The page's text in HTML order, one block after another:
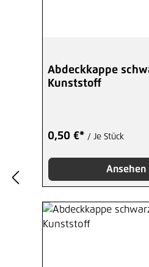
Abdeckkappe
Kunststoff
0,50 €* / Je Stück
Ansehen